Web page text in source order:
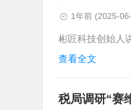
1年前 (2025-
彬匠科技创始人
查看全文
税局调研“赛